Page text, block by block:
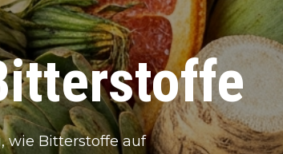
wie Bitterstoffe auf